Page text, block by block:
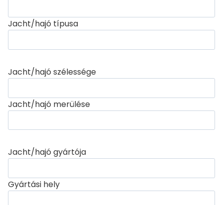
Jacht/hajó típusa
Jacht/hajó szélessége
Jacht/hajó merülése
Jacht/hajó gyártója
Gyártási hely